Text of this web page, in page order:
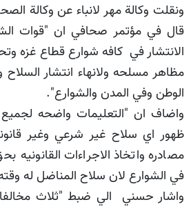
ونقلت وكالة مهر لانباء عن وكالة
قال في مؤتمر صحافي ان "قوات
الانتشار في كافه شوارع قطاع غزه
مظاهر مسلحه ولانهاء انتشار
الوطن وفي المدن والشوارع".
واضاف ان "التعليمات واضحه لجميع
ظهور اي سلاح غير شرعي وغير
مصادره واتخاذ الاجراءات
في الشوارع لان سلاح المناضل له
واشار حسني الي ضبط "ثلاث